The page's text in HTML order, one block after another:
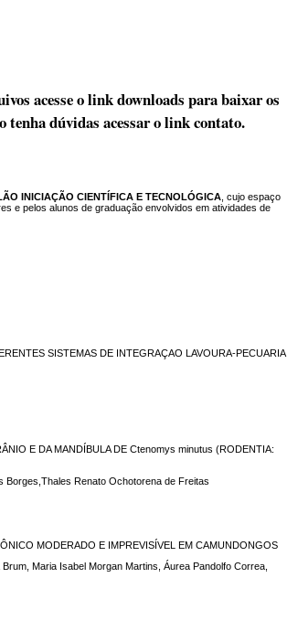
acesse o link downloads para baixar os
tenha dúvidas acessar o link contato.
INICIAÇÃO CIENTÍFICA E TECNOLÓGICA , cujo espaço
e pelos alunos de graduação envolvidos em atividades de
SISTEMAS DE INTEGRAÇAO LAVOURA-PECUARIA
E DA MANDÍBULA DE Ctenomys minutus (RODENTIA:
Borges,Thales Renato Ochotorena de Freitas
MODERADO E IMPREVISÍVEL EM CAMUNDONGOS
Maria Isabel Morgan Martins, Áurea Pandolfo Correa,